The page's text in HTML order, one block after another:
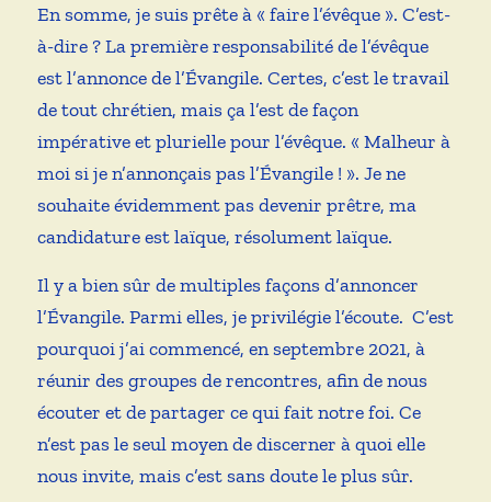
En somme, je suis prête à « faire l’évêque ». C’est-
à-dire ? La première responsabilité de l’évêque
est l’annonce de l’Évangile. Certes, c’est le travail
de tout chrétien, mais ça l’est de façon
impérative et plurielle pour l’évêque. « Malheur à
moi si je n’annonçais pas l’Évangile ! ». Je ne
souhaite évidemment pas devenir prêtre, ma
candidature est laïque, résolument laïque.
Il y a bien sûr de multiples façons d’annoncer
l’Évangile. Parmi elles, je privilégie l’écoute. C’est
pourquoi j’ai commencé, en septembre 2021, à
réunir des groupes de rencontres, afin de nous
écouter et de partager ce qui fait notre foi. Ce
n’est pas le seul moyen de discerner à quoi elle
nous invite, mais c’est sans doute le plus sûr.